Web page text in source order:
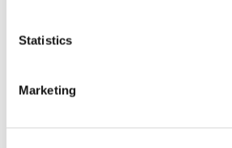
Statistics
Marketing